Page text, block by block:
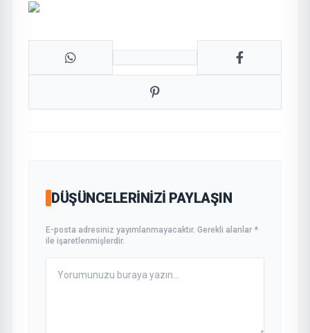
DÜŞÜNCELERINIZI PAYLAŞIN
E-posta adresiniz yayımlanmayacaktır. Gerekli alanlar *
ile işaretlenmişlerdir.